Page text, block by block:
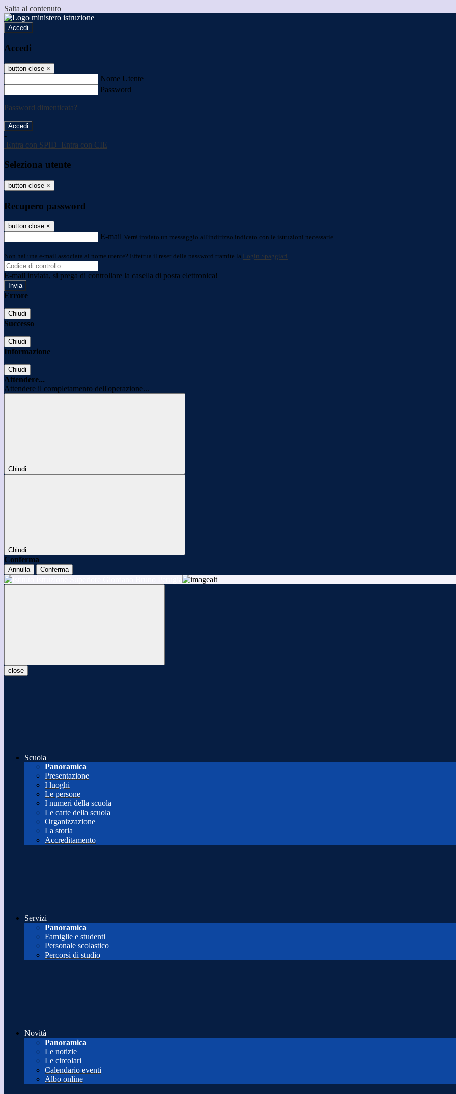
Salta al contenuto
Accedi
Accedi
button close ×
Nome Utente
Password
Password dimenticata?
-
Entra con SPID Entra con CIE
Seleziona utente
button close ×
Recupero password
button close ×
E-mail Verrà inviato un messaggio all'indirizzo indicato con le istruzioni necessarie.
Non hai una e-mail associata al nome utente? Effettua il reset della password tramite la Login Spaggiari
E-mail inviata, si prega di controllare la casella di posta elettronica!
Errore
Chiudi
Successo
Chiudi
Informazione
Chiudi
Attendere...
Attendere il completamento dell'operazione...
Chiudi
Chiudi
Conferma
Annulla Conferma
close
Scuola
Panoramica
Presentazione
I luoghi
Le persone
I numeri della scuola
Le carte della scuola
Organizzazione
La storia
Accreditamento
Servizi
Panoramica
Famiglie e studenti
Personale scolastico
Percorsi di studio
Novità
Panoramica
Le notizie
Le circolari
Calendario eventi
Albo online